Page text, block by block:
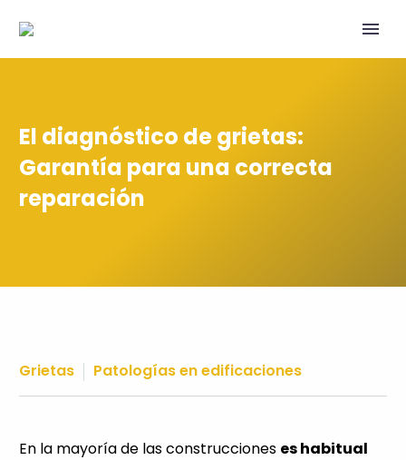
El diagnóstico de grietas:
Garantía para una correcta
reparación
Grietas Patologías en edificaciones
En la mayoría de las construcciones es habitual